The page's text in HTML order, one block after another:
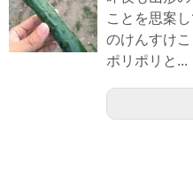
ことを思案
のけんすけ
ポリポリと...